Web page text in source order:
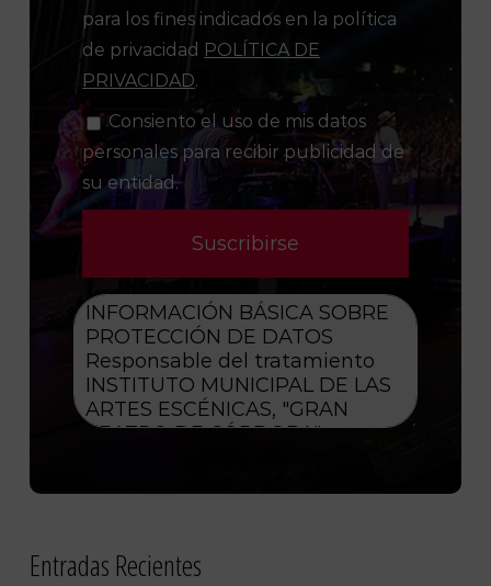
para los fines indicados en la política
de privacidad POLÍTICA DE
PRIVACIDAD.
Consiento el uso de mis datos
personales para recibir publicidad de
su entidad.
Entradas Recientes